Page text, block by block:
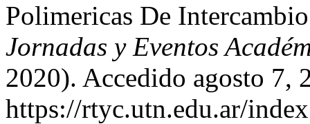
Polimericas De
Jornadas y Eventos
2020). Accedido agosto 7,
https://rtyc.utn.edu.ar/